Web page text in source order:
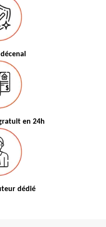
en 24h
dédié